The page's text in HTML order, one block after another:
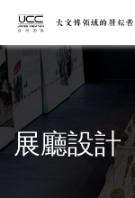
展廳設計